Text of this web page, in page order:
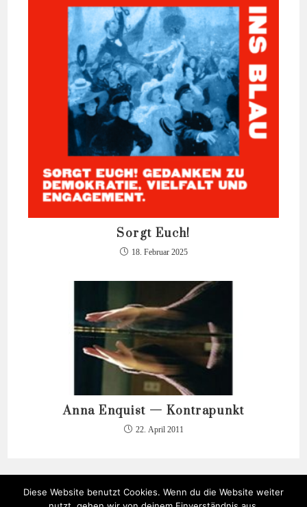
Sorgt Euch!
18. Februar 2025
Anna Enquist — Kontrapunkt
22. April 2011
Diese Website benutzt Cookies. Wenn du die Website weiter